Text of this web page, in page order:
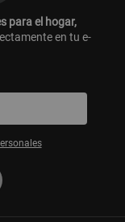
para el hogar,
en tu e-